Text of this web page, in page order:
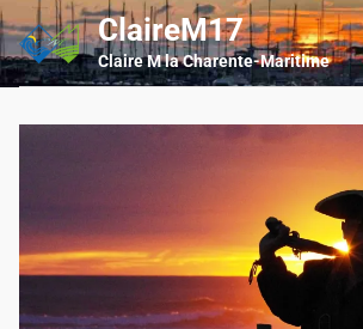
Skip
to
content
ClaireM17
Claire M la Charente-Maritime